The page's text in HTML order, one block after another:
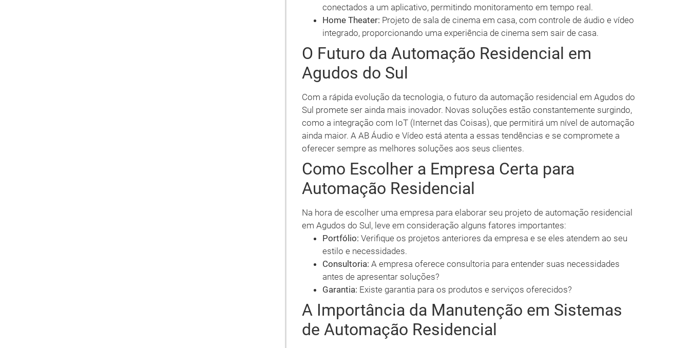
conectados a um aplicativo, permitindo monitoramento em tempo real.
Home Theater: Projeto de sala de cinema em casa, com controle de áudio e vídeo
integrado, proporcionando uma experiência de cinema sem sair de casa.
O Futuro da Automação Residencial em
Agudos do Sul
Com a rápida evolução da tecnologia, o futuro da automação residencial em Agudos do
Sul promete ser ainda mais inovador. Novas soluções estão constantemente surgindo,
como a integração com IoT (Internet das Coisas), que permitirá um nível de automação
ainda maior. A AB Áudio e Vídeo está atenta a essas tendências e se compromete a
oferecer sempre as melhores soluções aos seus clientes.
Como Escolher a Empresa Certa para
Automação Residencial
Na hora de escolher uma empresa para elaborar seu projeto de automação residencial
em Agudos do Sul, leve em consideração alguns fatores importantes:
Portfólio: Verifique os projetos anteriores da empresa e se eles atendem ao seu
estilo e necessidades.
Consultoria: A empresa oferece consultoria para entender suas necessidades
antes de apresentar soluções?
Garantia: Existe garantia para os produtos e serviços oferecidos?
A Importância da Manutenção em Sistemas
de Automação Residencial